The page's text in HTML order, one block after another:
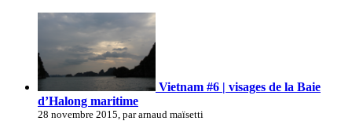
Vietnam #6 | visages de la Baie
d’Halong maritime
28 novembre 2015, par arnaud maïsetti